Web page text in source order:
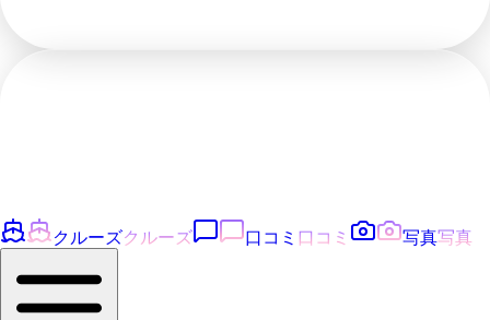
クルーズクルーズ 口コミ 口コミ 写真写真